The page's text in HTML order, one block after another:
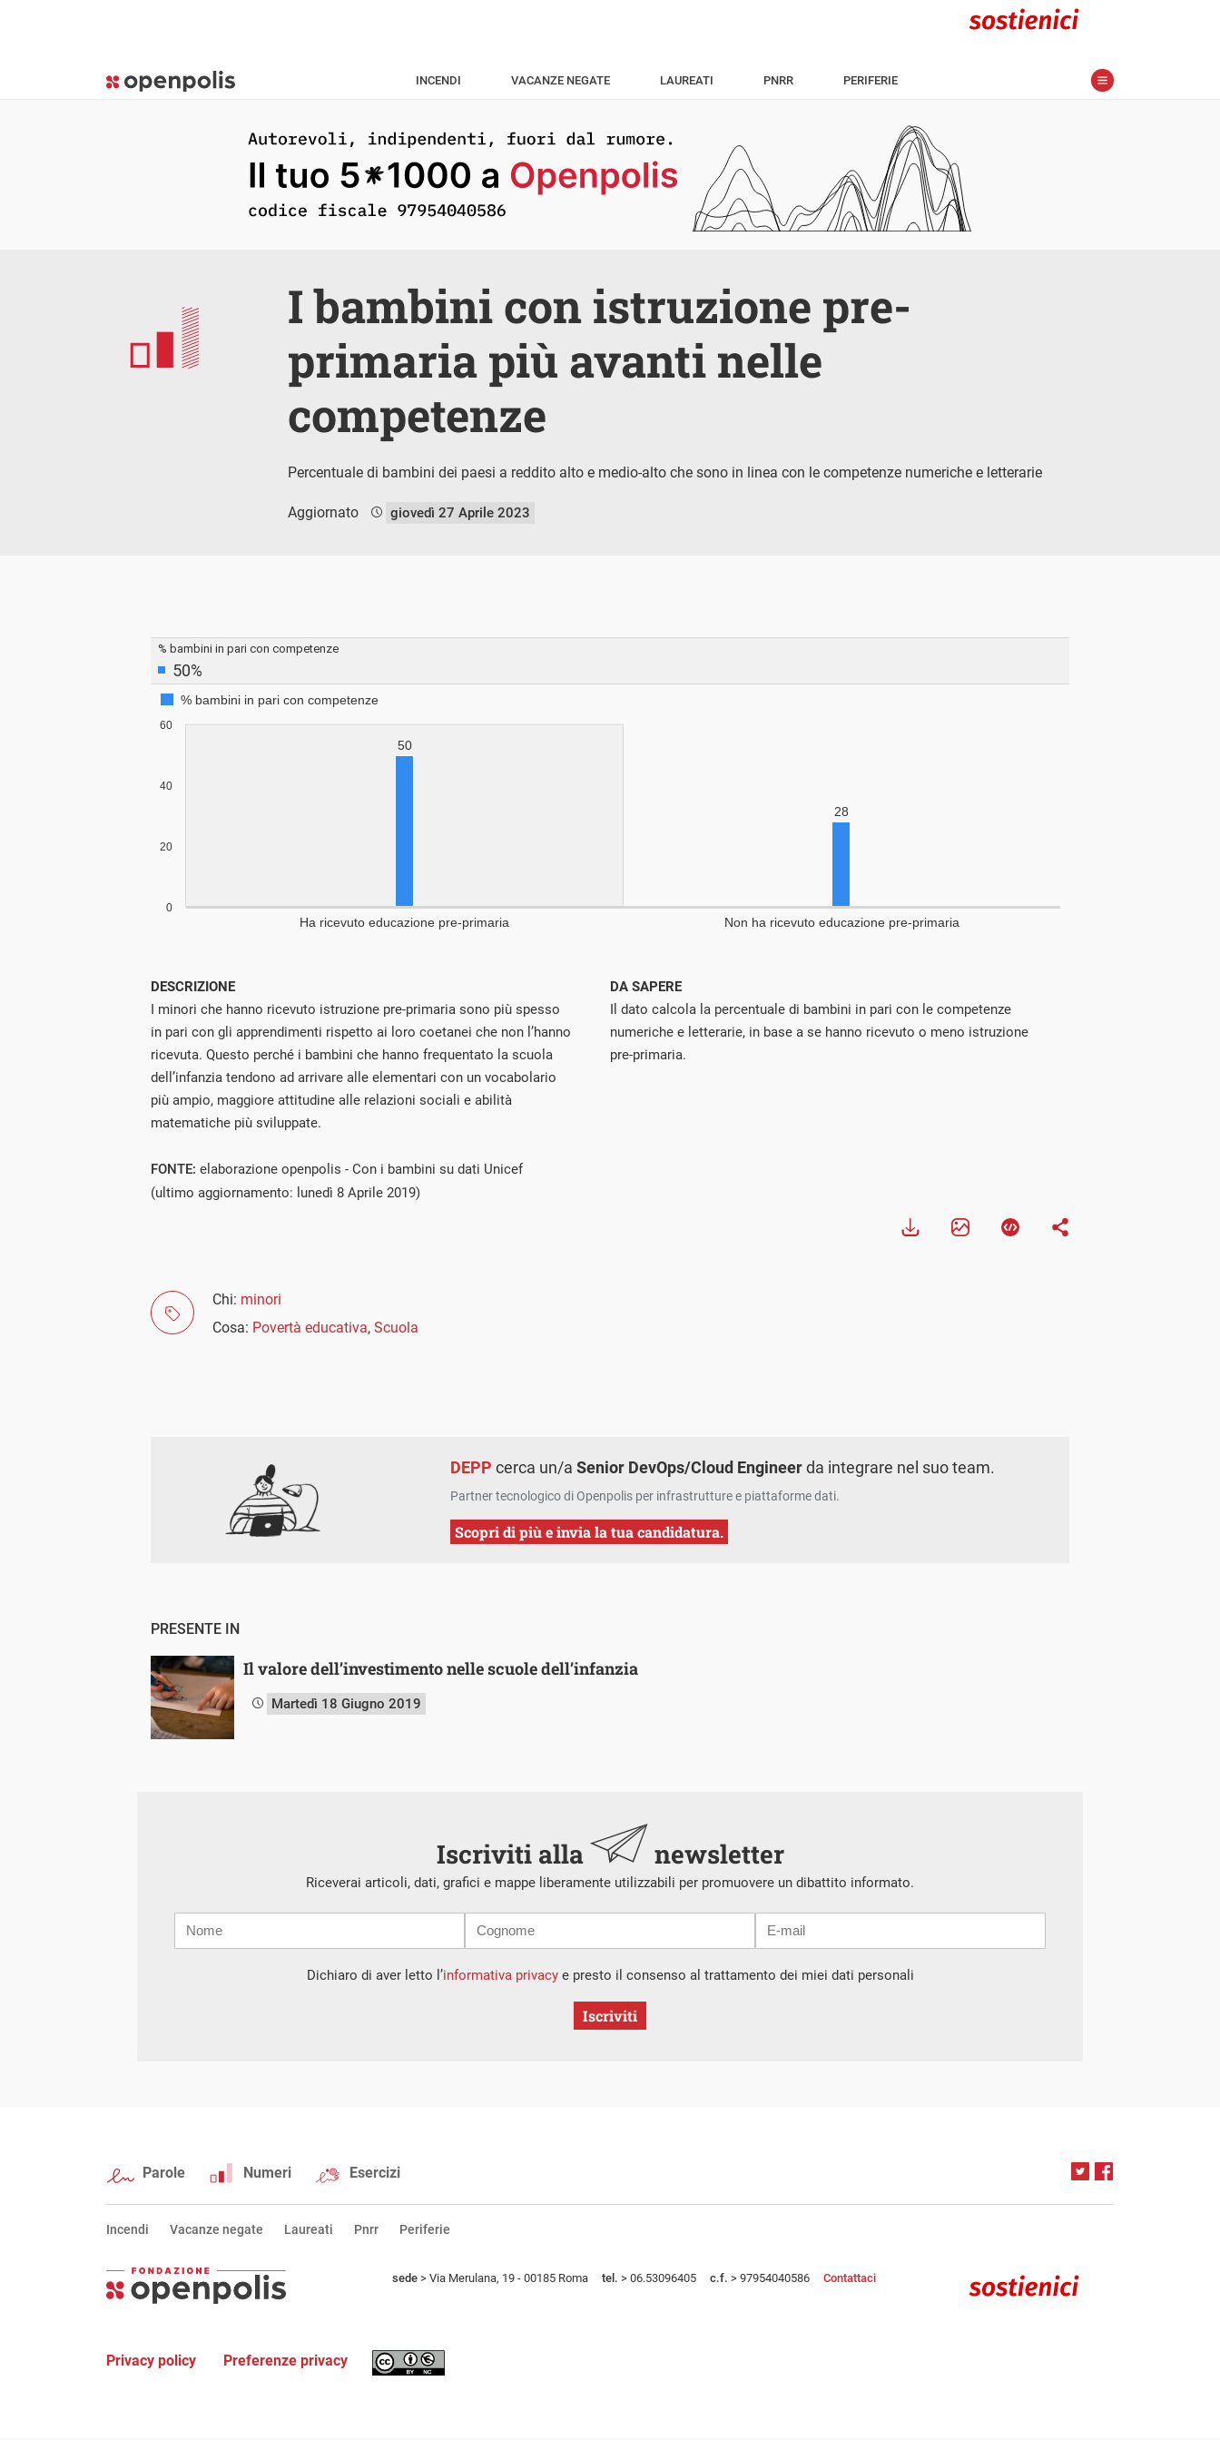
INCENDI VACANZE NEGATE LAUREATI PNRR PERIFERIE
I bambini con istruzione pre-
primaria più avanti nelle
competenze
Percentuale di bambini dei paesi a reddito alto e medio-alto che sono in linea con le competenze numeriche e letterarie
Aggiornato giovedì 27 Aprile 2023
DESCRIZIONE
I minori che hanno ricevuto istruzione pre-primaria sono più spesso
in pari con gli apprendimenti rispetto ai loro coetanei che non l’hanno
ricevuta. Questo perché i bambini che hanno frequentato la scuola
dell’infanzia tendono ad arrivare alle elementari con un vocabolario
più ampio, maggiore attitudine alle relazioni sociali e abilità
matematiche più sviluppate.
DA SAPERE
Il dato calcola la percentuale di bambini in pari con le competenze
numeriche e letterarie, in base a se hanno ricevuto o meno istruzione
pre-primaria.
FONTE: elaborazione openpolis - Con i bambini su dati Unicef
(ultimo aggiornamento: lunedì 8 Aprile 2019)
Chi: minori
Cosa: Povertà educativa, Scuola
DEPP cerca un/aSenior DevOps/Cloud Engineerda integrare nel suo team.
Partner tecnologico di Openpolis per infrastrutture e piattaforme dati.
Scopri di più e invia la tua candidatura.
PRESENTE IN
Il valore dell’investimento nelle scuole dell’infanzia
Martedì 18 Giugno 2019
Iscriviti alla newsletter
Riceverai articoli, dati, grafici e mappe liberamente utilizzabili per promuovere un dibattito informato.
mail
Dichiaro di aver letto l’informativa privacye presto il consenso al trattamento dei miei dati personali
Iscriviti
Parole Numeri Esercizi
Incendi Vacanze negate Laureati Pnrr Periferie
sede > Via Merulana, 19 - 00185 Roma tel. > 06.53096405 c.f. > 97954040586 Contattaci
Privacy policy Preferenze privacy